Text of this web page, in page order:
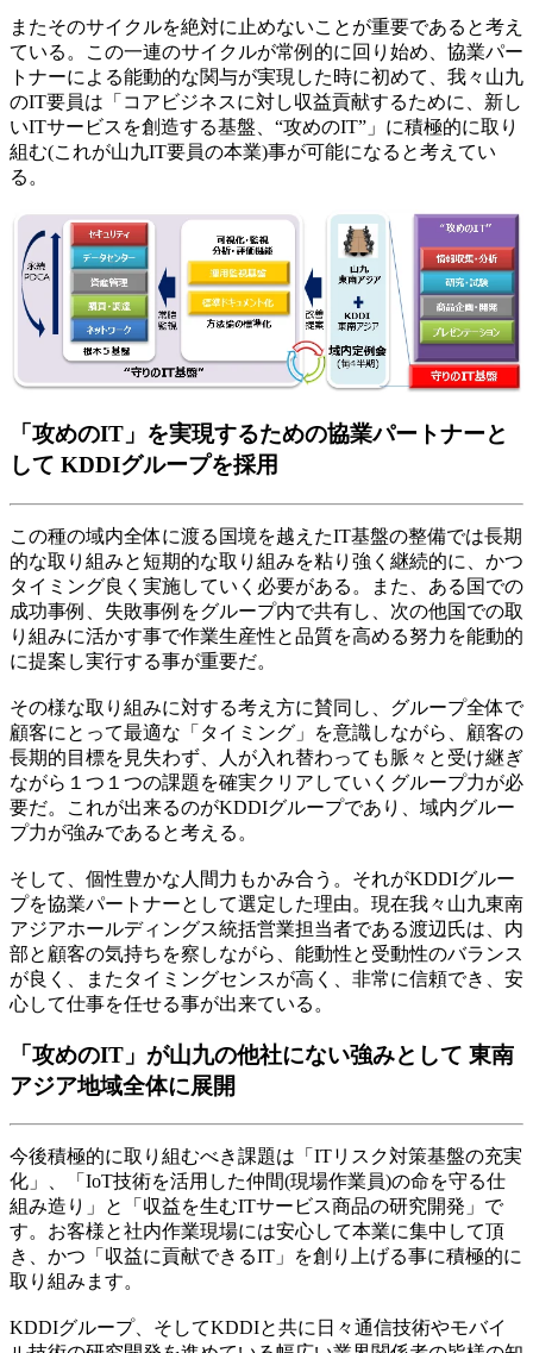
またそのサイクルを絶対に止めないことが重要であると考え
ている。この一連のサイクルが常例的に回り始め、協業パー
トナーによる能動的な関与が実現した時に初めて、我々山九
のIT要員は「コアビジネスに対し収益貢献するために、新し
いITサービスを創造する基盤、“攻めのIT”」に積極的に取り
組む(これが山九IT要員の本業)事が可能になると考えてい
る。
「攻めのIT」を実現するための協業パートナーと
して KDDIグループを採用
この種の域内全体に渡る国境を越えたIT基盤の整備では長期
的な取り組みと短期的な取り組みを粘り強く継続的に、かつ
タイミング良く実施していく必要がある。また、ある国での
成功事例、失敗事例をグループ内で共有し、次の他国での取
り組みに活かす事で作業生産性と品質を高める努力を能動的
に提案し実行する事が重要だ。
その様な取り組みに対する考え方に賛同し、グループ全体で
顧客にとって最適な「タイミング」を意識しながら、顧客の
長期的目標を見失わず、人が入れ替わっても脈々と受け継ぎ
ながら１つ１つの課題を確実クリアしていくグループ力が必
要だ。これが出来るのがKDDIグループであり、域内グルー
プ力が強みであると考える。
そして、個性豊かな人間力もかみ合う。それがKDDIグルー
プを協業パートナーとして選定した理由。現在我々山九東南
アジアホールディングス統括営業担当者である渡辺氏は、内
部と顧客の気持ちを察しながら、能動性と受動性のバランス
が良く、またタイミングセンスが高く、非常に信頼でき、安
心して仕事を任せる事が出来ている。
「攻めのIT」が山九の他社にない強みとして 東南
アジア地域全体に展開
今後積極的に取り組むべき課題は「ITリスク対策基盤の充実
化」、「IoT技術を活用した仲間(現場作業員)の命を守る仕
組み造り」と「収益を生むITサービス商品の研究開発」で
す。お客様と社内作業現場には安心して本業に集中して頂
き、かつ「収益に貢献できるIT」を創り上げる事に積極的に
取り組みます。
KDDIグループ、そしてKDDIと共に日々通信技術やモバイ